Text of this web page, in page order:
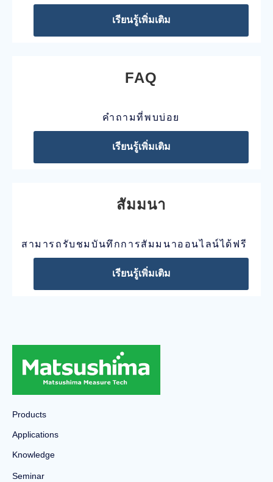
เรียนรู้เพิ่มเติม
FAQ
คำถามที่พบบ่อย
เรียนรู้เพิ่มเติม
สัมมนา
สามารถรับชมบันทึกการสัมมนาออนไลน์ได้ฟรี
เรียนรู้เพิ่มเติม
Products
Applications
Knowledge
Seminar